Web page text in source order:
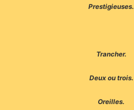
Prestigieuses.
Trancher.
Deux ou trois.
Oreilles.